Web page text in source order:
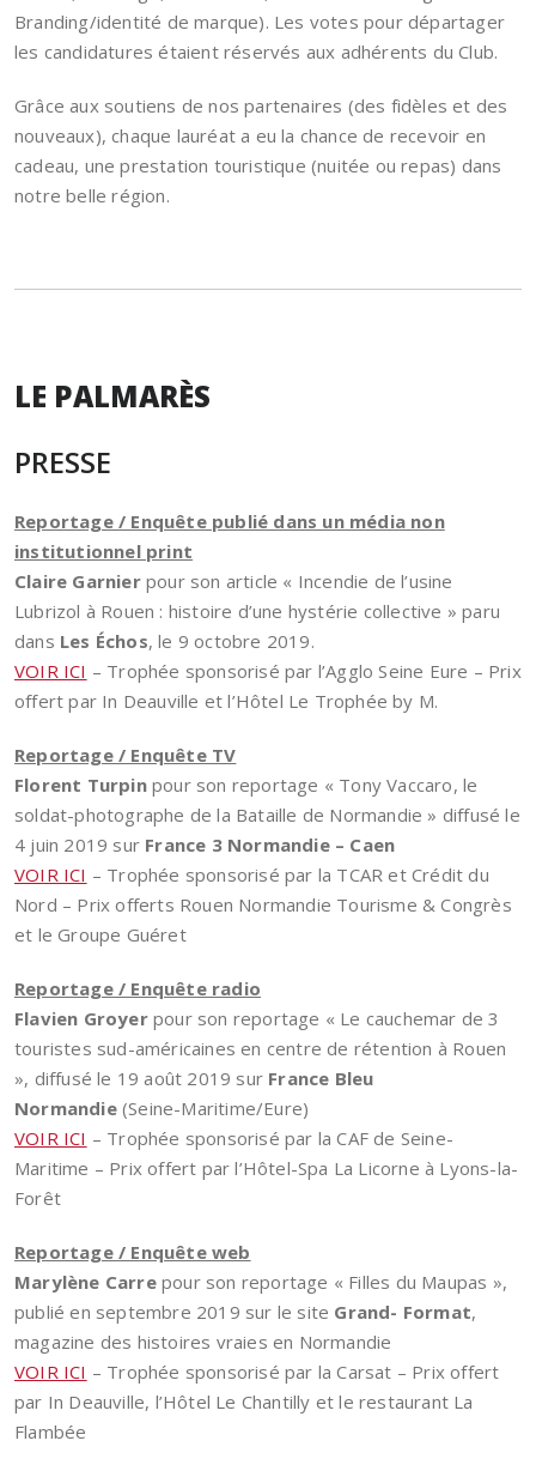
Branding/identité de marque). Les votes pour départager
les candidatures étaient réservés aux adhérents du Club.
Grâce aux soutiens de nos partenaires (des fidèles et des
nouveaux), chaque lauréat a eu la chance de recevoir en
cadeau, une prestation touristique (nuitée ou repas) dans
notre belle région.
LE PALMARÈS
PRESSE
Reportage / Enquête publié dans un média non
institutionnel print
Claire Garnierpour son article « Incendie de l’usine
Lubrizol à Rouen : histoire d’une hystérie collective » paru
dans Les Échos, le 9 octobre 2019.
VOIR ICI – Trophée sponsorisé par l’Agglo Seine Eure – Prix
offert par In Deauville et l’Hôtel Le Trophée by M.
Reportage / Enquête TV
Florent Turpinpour son reportage « Tony Vaccaro, le
soldat-photographe de la Bataille de Normandie » diffusé le
4 juin 2019 sur France 3 Normandie – Caen
VOIR ICI – Trophée sponsorisé par la TCAR et Crédit du
Nord – Prix offerts Rouen Normandie Tourisme & Congrès
et le Groupe Guéret
Reportage / Enquête radio
Flavien Groyerpour son reportage « Le cauchemar de 3
touristes sud-américaines en centre de rétention à Rouen
», diffusé le 19 août 2019 sur France Bleu
Normandie(Seine-Maritime/Eure)
VOIR ICI – Trophée sponsorisé par la CAF de Seine-
Maritime – Prix offert par l’Hôtel-Spa La Licorne à Lyons-la-
Forêt
Reportage / Enquête web
Marylène Carrepour son reportage « Filles du Maupas »,
publié en septembre 2019 sur le site Grand- Format,
magazine des histoires vraies en Normandie
VOIR ICI – Trophée sponsorisé par la Carsat – Prix offert
par In Deauville, l’Hôtel Le Chantilly et le restaurant La
Flambée